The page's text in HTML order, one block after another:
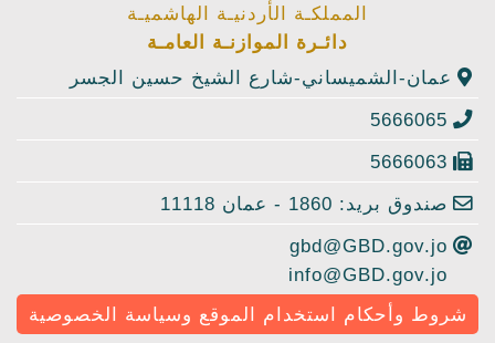
المملكـة الأردنيـة الهاشميـة
دائـرة الموازنـة العامـة
عمان-الشميساني-شارع الشيخ حسين الجسر
5666065
5666063
صندوق بريد: 1860 - عمان 11118
gbd@GBD.gov.jo
info@GBD.gov.jo
شروط وأحكام استخدام الموقع وسياسة الخصوصية